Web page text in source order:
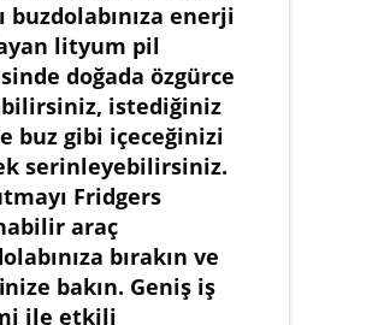
buzdolabınıza enerji
lityum pil
doğada özgürce
istediğiniz
buz gibi içeceğinizi
serinleyebilirsiniz.
Fridgers
araç
bırakın ve
bakın. Geniş iş
ile etkili